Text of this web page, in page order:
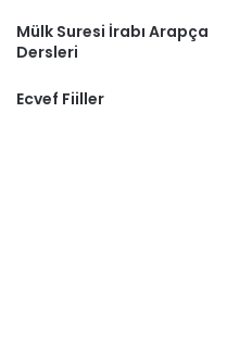
Mülk Suresi İrabı Arapça
Dersleri
Ecvef Fiiller